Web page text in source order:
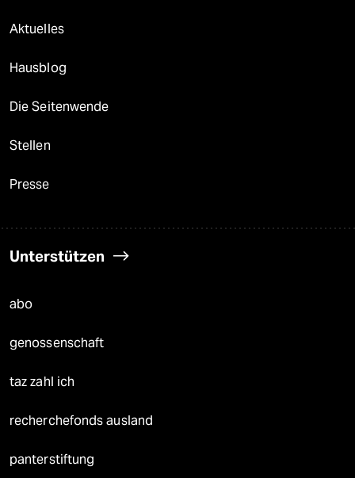
Aktuelles
Hausblog
Die Seitenwende
Stellen
Presse
Unterstützen
abo
genossenschaft
taz zahl ich
recherchefonds ausland
panterstiftung